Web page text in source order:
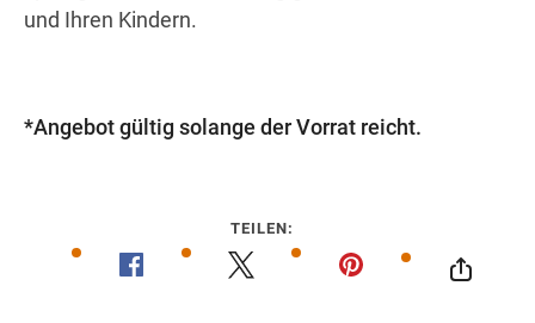
und Ihren Kindern.
*Angebot gültig solange der Vorrat reicht.
TEILEN: